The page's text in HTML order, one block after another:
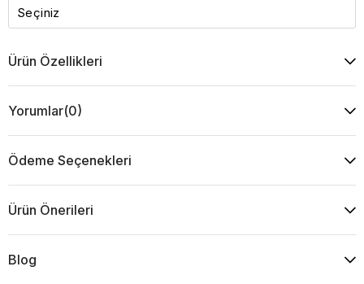
Ürün Özellikleri
Yorumlar(0)
Ödeme Seçenekleri
Ürün Önerileri
Blog